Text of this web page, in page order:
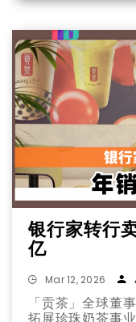
银行家转行
亿
Mar 12, 2026
「贡茶」全球董